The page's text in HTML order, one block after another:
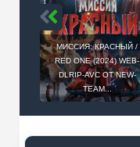
МИССИЯ: КРАСНЫЙ /
RED ONE (2024) WEB-
DLRIP-AVC ОТ NEW-
TEAM...